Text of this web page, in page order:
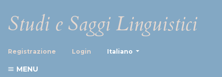
Studi e Saggi Linguistici
Registrazione Login Italiano
MENU